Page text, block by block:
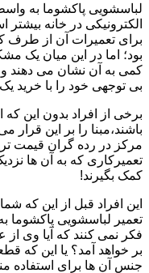
لباسشویی پاکشوما به
الکترونیکی در خانه
برای تعمیرات آن از طرف
بود؛ اما در این میان یک
کمی به آن نشان می دهند و
بی توجهی خود را با خرید
برخی از افراد بدون این
باشند،مبنا را بر این
مرکز در رده گران قیمت
تعمیرکاری که به آن ها
کمک بگیرند!
این افراد قبل از این که
تعمیر لباسشویی پاکشوما
فکر نمی کنند که آیا وی از
بر خواهد آمد؟ یا این که
جنس آن ها برای استفاده